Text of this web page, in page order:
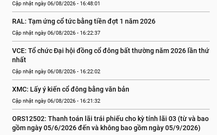
Cập nhật ngày 06/08/2026 - 16:48:01
RAL: Tạm ứng cổ tức bằng tiền đợt 1 năm 2026
Cập nhật ngày 06/08/2026 - 16:22:37
VCE: Tổ chức Đại hội đồng cổ đông bất thường năm 2026 lần thứ
nhất
Cập nhật ngày 06/08/2026 - 16:22:02
XMC: Lấy ý kiến cổ đông bằng văn bản
Cập nhật ngày 06/08/2026 - 16:21:32
ORS12502: Thanh toán lãi trái phiếu cho kỳ tính lãi 03 (từ và bao
gồm ngày 05/6/2026 đến và không bao gồm ngày 05/9/2026)